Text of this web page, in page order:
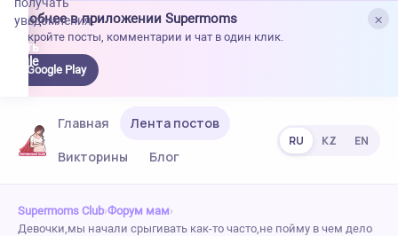
×
Удобнее в приложении Supermoms
Откройте посты, комментарии и чат в один клик.
Google Play
уведомления.
Главная
Лента постов
Викторины
Блог
RU KZ EN
Supermoms Club›Форум мам›
Девочки,мы начали срыгивать как-то часто,не пойму в чем дело